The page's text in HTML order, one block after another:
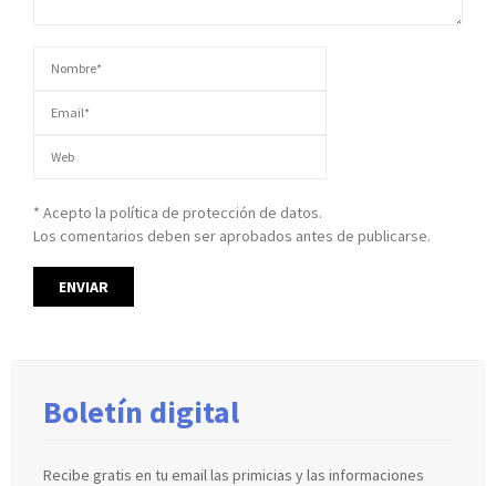
* Acepto la política de protección de datos.
Los comentarios deben ser aprobados antes de publicarse.
Boletín digital
Recibe gratis en tu email las primicias y las informaciones